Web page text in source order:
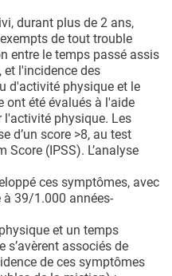
durant plus de 2 ans,
de tout trouble
entre le temps passé assis
l'incidence des
d'activité physique et le
ont été évalués à l'aide
l'activité physique. Les
d’un score >8, au test
(IPSS). L’analyse
ces symptômes, avec
39/1.000 années-
et un temps
s’avèrent associés de
de ces symptômes